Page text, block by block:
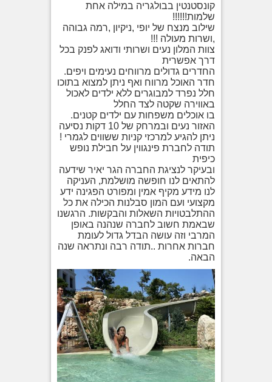
קונסטנטין בבולגריה במילה אחת
שלמות!!!!!!
שילוב מנצח של יופי ,ניקיון ,רמה גבוהה
,ושרות מעולה !!!
צוות המלון נעים ושרותי ודואג לפנק בכל
דרך אפשרית
החדרים גדולים מרווחים נעימים ויפים.
חדר האוכל מרווח ואף ניתן למצוא בתוכו
חלל נפרד למבוגרים ללא ילדים לאכול
באווירה שקטה לצד החלל
בו אוכלים משפחות עם ילדים קטנים.
האזור נעים ובמרחק של 10 דקות נסיעה
ניתן להגיע למרכזי קניות ששווים לגמרי !
תודה לחברת פינגווין על חבילת נופש
כיפית
ובעיקר לנציגת החברה הגר יאיר שידעה
להתאים לנו חופשה מושלמת, העניקה
לנו מידע מקיף אמין ומפורט הפגינה ידע
מקצועי ועם המון סבלנות הכילה את כל
ההתלבטויות השאלות והבקשות. הרגשנו
שבאמת חשוב לחברה שנהנה באופן
המרבי וזה עושה הבדל גדול לעומת
חברות אחרות ..תודה רבה ונתראה שנה
הבאה.